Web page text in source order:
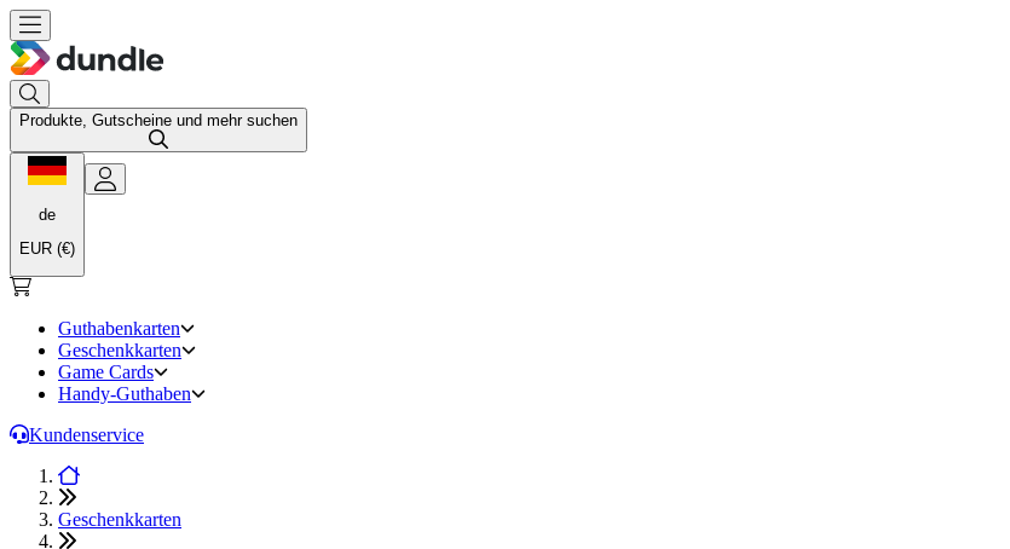
Produkte, Gutscheine und mehr suchen
de
EUR (€)
Guthabenkarten
Geschenkkarten
Game Cards
Handy-Guthaben
Kundenservice
Geschenkkarten